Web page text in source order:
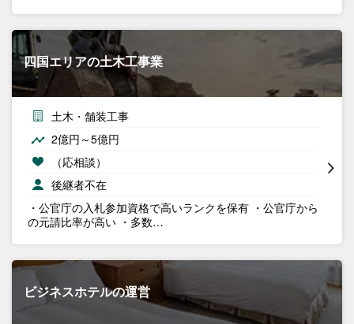
四国エリアの土木工事業
土木・舗装工事
2億円～5億円
（応相談）
後継者不在
・公官庁の入札参加資格で高いランクを保有 ・公官庁から
の元請比率が高い ・多数…
ビジネスホテルの運営